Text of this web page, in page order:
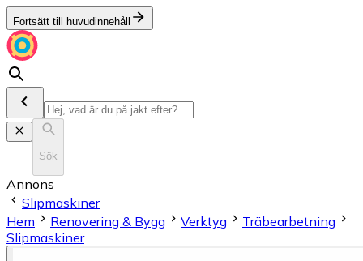
Fortsätt till huvudinnehåll
Sök
Annons
Slipmaskiner
Hem
Renovering & Bygg Verktyg
Träbearbetning
Slipmaskiner